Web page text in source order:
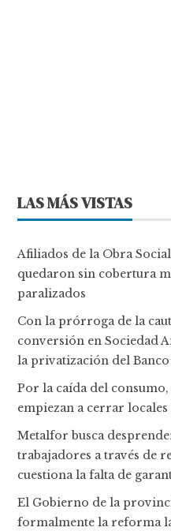
LAS MÁS VISTAS
Afiliados de la Obra
quedaron sin cobertura
paralizados
Con la prórroga de la
conversión en Sociedad
la privatización del
Por la caída del
empiezan a cerrar locales
Metalfor busca
trabajadores a través de
cuestiona la falta de
El Gobierno de la
formalmente la reforma